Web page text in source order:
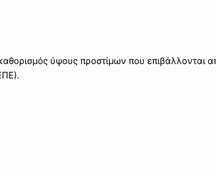
ύψους προστίμων που επιβάλλονται